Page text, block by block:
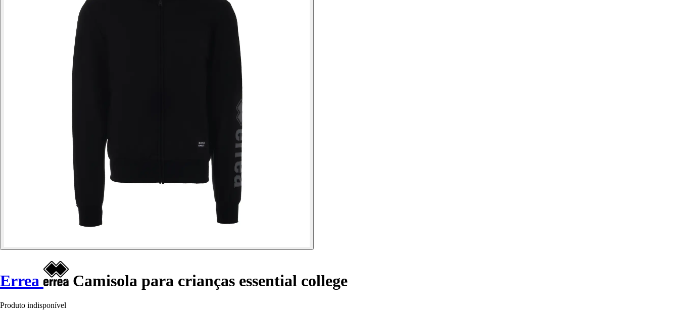
Errea Camisola para crianças essential college
Produto indisponível